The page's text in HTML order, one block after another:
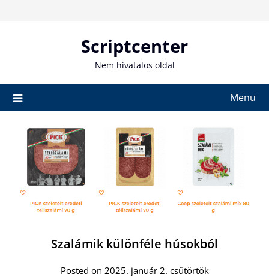
Scriptcenter
Nem hivatalos oldal
Menu
Szalámik különféle húsokból
Posted on 2025. január 2. csütörtök